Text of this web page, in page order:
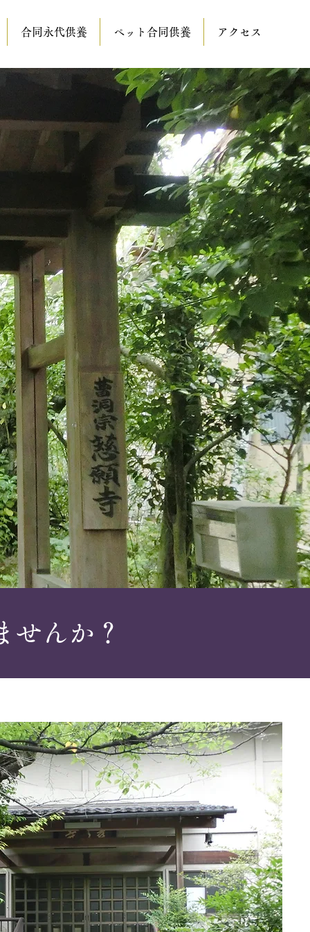
合同永代供養 ペット合同供養 アクセス
せんか？